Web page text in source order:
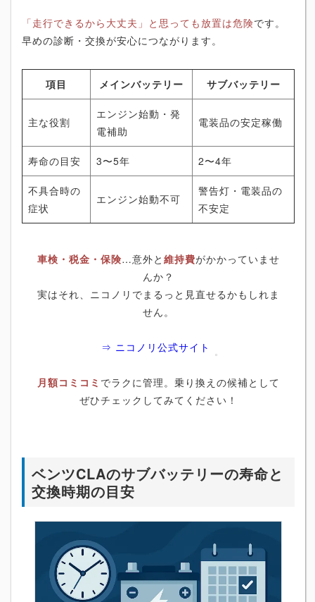
「走行できるから大丈夫」と思っても放置は危険です。
早めの診断・交換が安心につながります。
項目 メインバッテリー サブバッテリー
主な役割
エンジン始動・発
電補助
電装品の安定稼働
寿命の目安 3〜5年 2〜4年
不具合時の
症状
エンジン始動不可
警告灯・電装品の
不安定
車検・税金・保険…意外と 維持費がかかっていませ
んか？
実はそれ、ニコノリでまるっと見直せるかもしれま
せん。
⇒ ニコノリ公式サイト
月額コミコミ でラクに管理。乗り換えの候補として
ぜひチェックしてみてください！
ベンツCLAのサブバッテリーの寿命と
交換時期の目安